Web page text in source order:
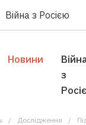
Війна з Росією
Новини
з
Дослідження